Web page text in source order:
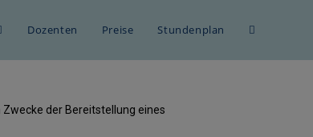
Dozenten Preise Stundenplan
der Bereitstellung eines